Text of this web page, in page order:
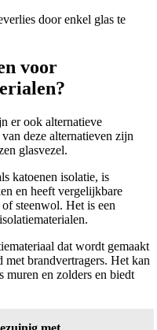
door enkel glas te
voor
er ook alternatieve
deze alternatieven zijn
glasvezel.
katoenen isolatie, is
en heeft vergelijkbare
steenwol. Het is een
dat wordt gemaakt
met brandvertragers. Het kan
muren en zolders en biedt